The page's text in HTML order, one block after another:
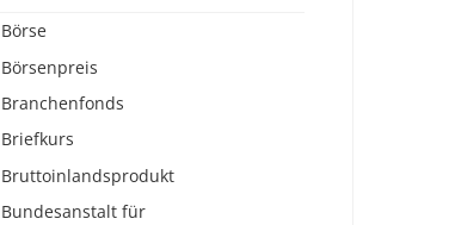
Börse
Börsenpreis
Branchenfonds
Briefkurs
Bruttoinlandsprodukt
Bundesanstalt für